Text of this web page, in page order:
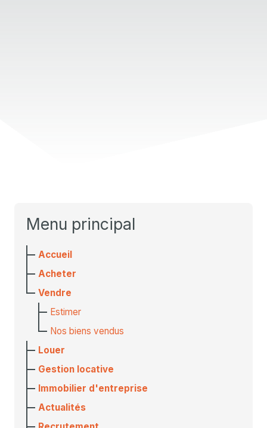
Menu principal
Accueil
Acheter
Vendre
Estimer
Nos biens vendus
Louer
Gestion locative
Immobilier d'entreprise
Actualités